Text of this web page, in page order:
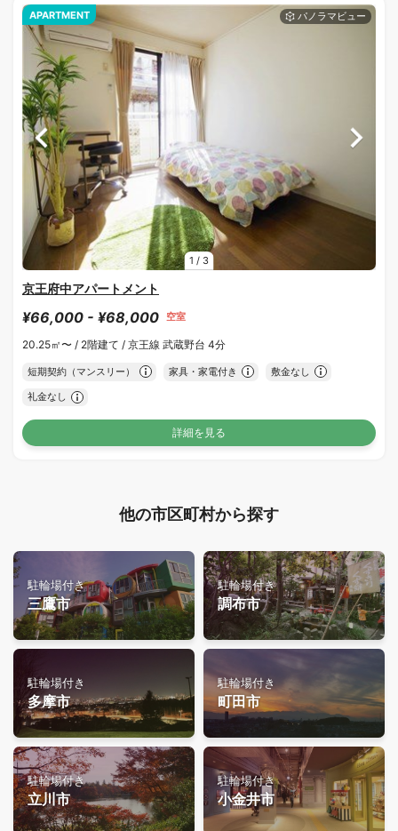
1 / 3
APARTMENT
京王府中アパートメント
¥66,000 - ¥68,000 空室
20.25㎡〜 / 2階建て / 京王線 武蔵野台 4分
短期契約（マンスリー） 家具・家電付き 敷金なし
礼金なし
詳細を見る
他の市区町村から探す
駐輪場付き
三鷹市
駐輪場付き
調布市
駐輪場付き
多摩市
駐輪場付き
町田市
駐輪場付き
立川市
駐輪場付き
小金井市